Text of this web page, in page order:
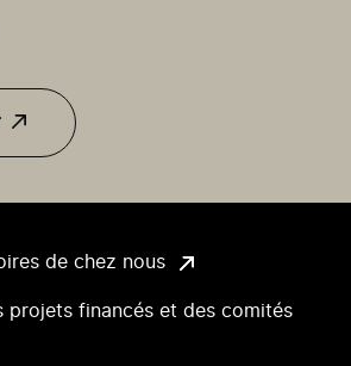
de chez nous
projets financés et des comités